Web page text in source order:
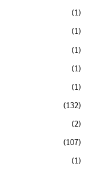
(1)
(1)
(1)
(1)
(1)
(132)
(2)
(107)
(1)